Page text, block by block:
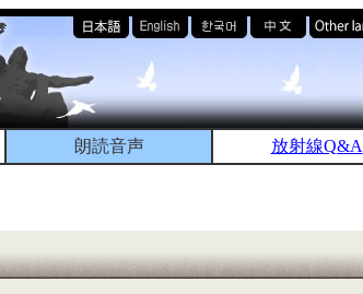
朗読音声 放射線Q&A